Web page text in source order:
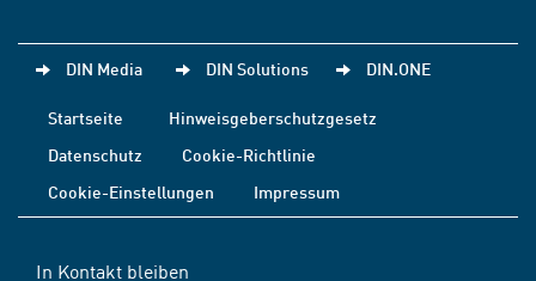
DIN Media DIN Solutions DIN.ONE
Startseite
Hinweisgeberschutzgesetz
Datenschutz
Cookie-Richtlinie
Cookie-Einstellungen
Impressum
In Kontakt bleiben